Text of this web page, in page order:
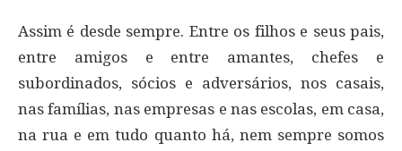
Assim é desde sempre. Entre os filhos e seus pais,
entre amigos e entre amantes, chefes e
subordinados, sócios e adversários, nos casais,
nas famílias, nas empresas e nas escolas, em casa,
na rua e em tudo quanto há, nem sempre somos